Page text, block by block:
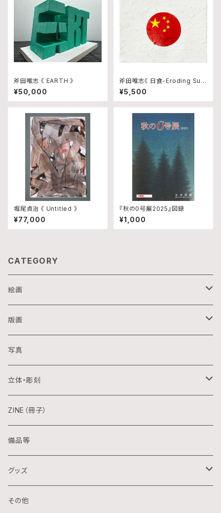
斧田唯志 《 EARTH 》
¥50,000
斧田唯志《 日食-Eroding Sun
》
¥5,500
堀尾貞治 《 Untitled 》
¥77,000
『秋の0号展2025』図録
¥1,000
CATEGORY
絵画
油画
アクリル画
日本画
水彩画
クレパス画
水墨画
スプレー画
版画
銅版画
木版画
シルクスクリーン
リトグラフ
デジタル
ステンシル
写真
立体・彫刻
陶芸
金属
石
木
ZINE（冊子）
備品等
グッズ
ポストカード
その他